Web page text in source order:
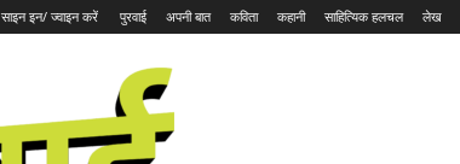
साइन इन/ ज्वाइन करें पुरवाई अपनी बात कविता कहानी साहित्यिक हलचल लेख